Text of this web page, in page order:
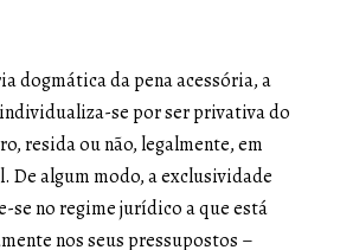
dogmática da pena acessória, a
se por ser privativa do
resida ou não, legalmente, em
algum modo, a exclusividade
se no regime jurídico a que está
nos seus pressupostos –